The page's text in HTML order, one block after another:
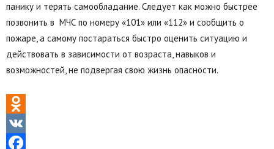
панику и терять самообладание. Следует как можно быстрее
позвонить в МЧС по номеру «101» или «112» и сообщить о
пожаре, а самому постараться быстро оценить ситуацию и
действовать в зависимости от возраста, навыков и
возможностей, не подвергая свою жизнь опасности.
Odnoklassniki
VK